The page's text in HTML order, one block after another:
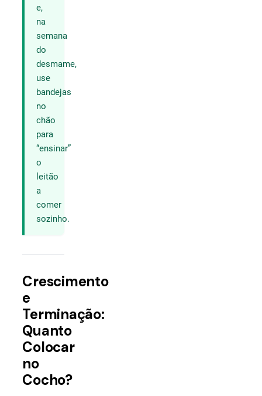
e,
na
semana
do
desmame,
use
bandejas
no
chão
para
“ensinar”
o
leitão
a
comer
sozinho.
Crescimento
e
Terminação:
Quanto
Colocar
no
Cocho?